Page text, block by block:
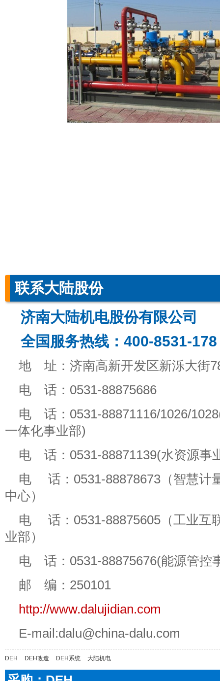
联系大陆股份
济南大陆机电股份有限公司
全国服务热线：400-8531-178
地 址：济南高新开发区新泺大街
电 话：0531-88875686
电 话：0531-88871116/1026/
一体化事业部)
电 话：0531-88871139(水资源事
电 话：0531-88878673（智慧计
中心）
电 话：0531-88875605（工业互
业部）
电 话：0531-88875676(能源管控
邮 编：250101
http://www.dalujidian.com
E-mail:dalu@china-dalu.com
DEH DEH改造 DEH系统 大陆机电